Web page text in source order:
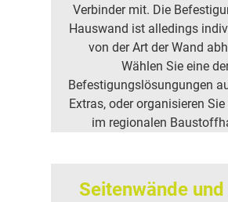
Verbinder mit. Die
Hauswand ist alledings
von der Art der Wand
Wählen Sie eine
Befestigungslösungungen
Extras, oder organisieren
im regionalen
Seitenwände